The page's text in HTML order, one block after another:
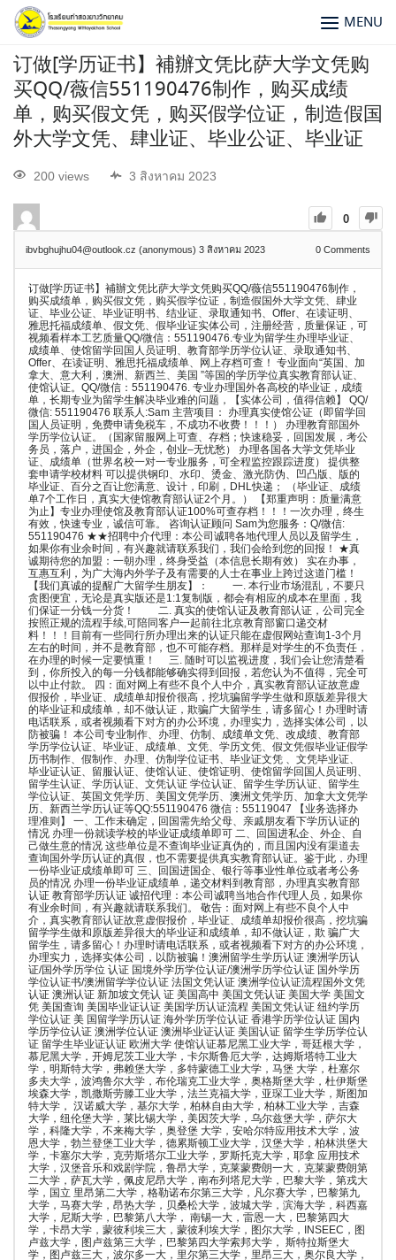
MENU
订做[学历证书】補辦文凭比萨大学文凭购
买QQ/薇信551190476制作，购买成绩
单，购买假文凭，购买假学位证，制造假国
外大学文凭、肆业证、毕业公证、毕业证
200 views 3 สิงหาคม 2023
0
ibvbghujhu04@outlook.cz (anonymous) 3 สิงหาคม 2023 0 Comments
订做[学历证书】補辦文凭比萨大学文凭购买QQ/薇信551190476制作，
购买成绩单，购买假文凭，购买假学位证，制造假国外大学文凭、肆业
证、毕业公证、毕业证明书、结业证、录取通知书、Offer、在读证明、
雅思托福成绩单、假文凭、假毕业证实体公司，注册经营，质量保证，可
视频看样本工艺质量QQ/微信：551190476.专业为留学生办理毕业证、
成绩单、使馆留学回国人员证明、教育部学历学位认证、录取通知书、
Offer、在读证明、雅思托福成绩单、网上存档可查！ 专业面向“英国、加
拿大、意大利，澳洲、新西兰、美国 ”等国的学历学位真实教育部认证、
使馆认证。QQ/微信：551190476. 专业办理国外各高校的毕业证，成绩
单，长期专业为留学生解决毕业难的问题，【实体公司，值得信赖】 QQ/
微信: 551190476 联系人:Sam 主营项目： 办理真实使馆公证（即留学回
国人员证明，免费申请免税车，不成功不收费！！！） 办理教育部国外
学历学位认证。（国家留服网上可查、存档；快速稳妥，回国发展，考公
务员，落户，进国企，外企，创业–无忧愁） 办理各国各大学文凭毕业
证、成绩单（世界名校一对一专业服务，可全程监控跟踪进度） 提供整
套申请学校材料 可以提供钢印、水印、烫金、激光防伪、凹凸版、版的
毕业证、百分之百让您满意、设计，印刷，DHL快递； （毕业证、成绩
单7个工作日，真实大使馆教育部认证2个月。） 【郑重声明：质量满意
为止】专业办理使馆及教育部认证100%可查存档！！！一次办理，终生
有效，快速专业，诚信可靠。 咨询认证顾问 Sam为您服务：Q/微信:
551190476 ★★招聘中介代理：本公司诚聘各地代理人员以及留学生，
如果你有业余时间，有兴趣就请联系我们，我们会给到您的回报！ ★真
诚期待您的加盟：一朝办理，终身受益（本信息长期有效） 实在办事，
互惠互利，为广大海内外学子及有需要的人士在事业上跨过这道门槛！
【我们真诚的提醒广大留学生朋友】： 一. 本行业市场混乱，不要只
贪图便宜，无论是真实版还是1:1复制版，都会有相应的成本在里面，我
们保证一分钱一分货！ 二. 真实的使馆认证及教育部认证，公司完全
按照正规的流程手续,可陪同客户一起前往北京教育部窗口递交材
料！！！目前有一些同行所办理出来的认证只能在虚假网站查询1-3个月
左右的时间，并不是教育部，也不可能存档。那样是对学生的不负责任，
在办理的时候一定要慎重！ 三. 随时可以监视进度，我们会让您清楚看
到，你所投入的每一分钱都能够确实得到回报，若您认为不值得，完全可
以中止付款。 四：面对网上有些不良个人中介，真实教育部认证故意虚
假报价，毕业证、成绩单却报价很高，挖坑骗留学学生做和原版差异很大
的毕业证和成绩单，却不做认证，欺骗广大留学生，请多留心！办理时请
电话联系，或者视频看下对方的办公环境，办理实力，选择实体公司，以
防被骗！ 本公司专业制作、办理、仿制、成绩单文凭、改成绩、教育部
学历学位认证、毕业证、成绩单、文凭、学历文凭、假文凭假毕业证假学
历书制作、假制作、办理、仿制学位证书、毕业证文凭 、文凭毕业证、
毕业证认证、留服认证、使馆认证、使馆证明、使馆留学回国人员证明、
留学生认证、学历认证、文凭认证 学位认证、留学生学历认证、留学生
学位认证、英国文凭学历、美国文凭学历、澳洲文凭学历、加拿大文凭学
历、新西兰学历认证等QQ:551190476 微信：55119047 【业务选择办
理准则】 一、工作未确定，回国需先给父母、亲戚朋友看下学历认证的
情况 办理一份就读学校的毕业证成绩单即可 二、回国进私企、外企、自
己做生意的情况 这些单位是不查询毕业证真伪的，而且国内没有渠道去
查询国外学历认证的真假，也不需要提供真实教育部认证。鉴于此，办理
一份毕业证成绩单即可 三、回国进国企、银行等事业性单位或者考公务
员的情况 办理一份毕业证成绩单，递交材料到教育部，办理真实教育部
认证 教育部学历认证 诚招代理：本公司诚聘当地合作代理人员，如果你
有业余时间，有兴趣就请联系我们。 敬告：面对网上有些不良个人中
介，真实教育部认证故意虚假报价，毕业证、成绩单却报价很高，挖坑骗
留学学生做和原版差异很大的毕业证和成绩单，却不做认证，欺 骗广大
留学生，请多留心！办理时请电话联系，或者视频看下对方的办公环境，
办理实力，选择实体公司，以防被骗！澳洲留学生学历认证 澳洲学历认
证/国外学历学位 认证 国境外学历学位认证/澳洲学历学位认证 国外学历
学位认证书/澳洲留学学位认证 法国文凭认证 澳洲学位认证流程国外文凭
认证 澳洲认证 新加坡文凭认 证 美国高中 美国文凭认证 美国大学 美国文
凭 美国查询 美国毕业证认证 美国学历认证流程 美国文凭认证 纽约学历
学位认证 美 国留学学历认证 海外学历学位认证 香港学历学位认证 国内
学历学位认证 澳洲学位认证 澳洲毕业证认证 美国认证 留学生学历学位认
证 留学生毕业证认证 欧洲大学 使馆认证慕尼黑工业大学，哥廷根大学，
慕尼黑大学，开姆尼茨工业大学，卡尔斯鲁厄大学，达姆斯塔特工业大
学，明斯特大学，弗赖堡大学，多特蒙德工业大学，马堡 大学，杜塞尔
多夫大学，波鸿鲁尔大学，布伦瑞克工业大学，奥格斯堡大学，杜伊斯堡
埃森大学，凯撒斯劳滕工业大学，法兰克福大学，亚琛工业大学，斯图加
特大学， 汉诺威大学，基尔大学，柏林自由大学，柏林工业大学，吉森
大学，纽伦堡大学，莱比锡大学，美因茨大学，乌尔兹堡大学，萨尔大
学，科隆大学，不来梅大学，奥登堡 大学，安哈尔特应用技术大学，波
恩大学，勃兰登堡工业大学，德累斯顿工业大学，汉堡大学，柏林洪堡大
学，卡塞尔大学，克劳斯塔尔工业大学，罗斯托克大学，耶拿 应用技术
大学，汉堡音乐和戏剧学院，鲁昂大学，克莱蒙费朗一大，克莱蒙费朗第
二大学，萨瓦大学，佩皮尼昂大学，南布列塔尼大学，巴黎大学，第戎大
学，国立 里昂第二大学，格勒诺布尔第三大学，凡尔赛大学，巴黎第九
大学，马赛大学，昂热大学，贝桑松大学，波城大学，滨海大学，科西嘉
大学，尼斯大学，巴黎第八大学， 南锡一大，雷恩一大，巴黎第四大
学，卡昂大学，蒙彼利埃三大，蒙彼利埃大学，图尔大学，INSEEC，图
卢兹大学，图卢兹第三大学，巴黎第四大学索邦大学， 斯特拉斯堡大
学，图卢兹三大，波尔多一大，里尔第三大学，里昂三大，奥尔良大学，